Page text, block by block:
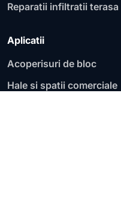
Reparatii infiltratii terasa
Aplicatii
Acoperisuri de bloc
Hale si spatii comerciale